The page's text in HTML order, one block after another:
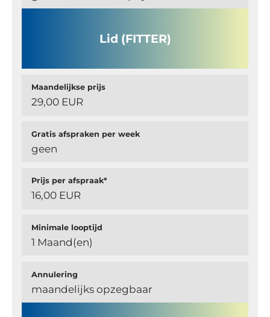
Lid (FITTER)
Maandelijkse prijs
29,00 EUR
Gratis afspraken per week
geen
Prijs per afspraak*
16,00 EUR
Minimale looptijd
1 Maand(en)
Annulering
maandelijks opzegbaar